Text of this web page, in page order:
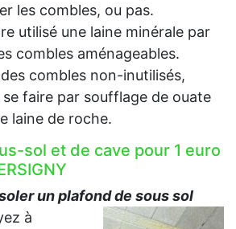
les combles, ou pas.
utilisé une laine minérale par
combles aménageables.
combles non-inutilisés,
se faire par soufflage de ouate
laine de roche.
sol et de cave pour 1 euro
un plafond de sous sol
à